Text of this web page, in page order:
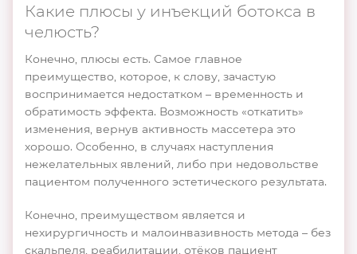
Какие плюсы у инъекций ботокса в
челюсть?
Конечно, плюсы есть. Самое главное
преимущество, которое, к слову, зачастую
воспринимается недостатком – временность и
обратимость эффекта. Возможность «откатить»
изменения, вернув активность массетера это
хорошо. Особенно, в случаях наступления
нежелательных явлений, либо при недовольстве
пациентом полученного эстетического результата.
Конечно, преимуществом является и
нехирургичность и малоинвазивность метода – без
скальпеля, реабилитации, отёков пациент